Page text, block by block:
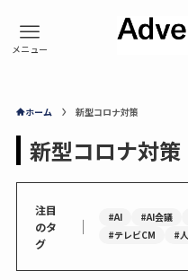
ホーム 新型コロナ対策
新型コロナ対策
注目
のタ
グ
｜ #AI #AI会議
#テレビCM
#